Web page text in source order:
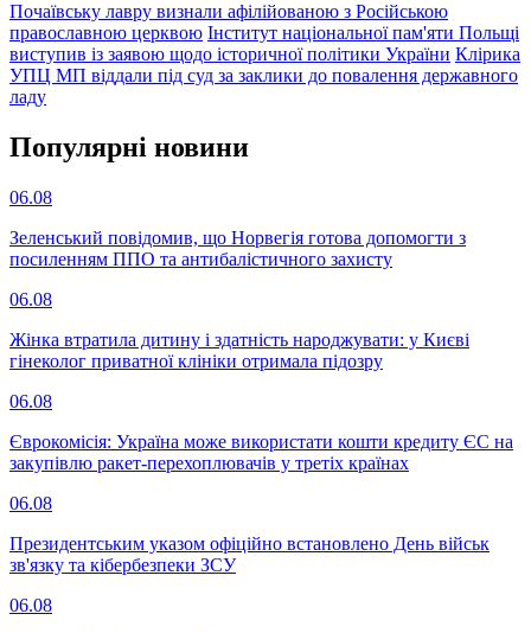
Почаївську лавру визнали афілійованою з Російською
православною церквою Інститут національної пам'яти Польщі
виступив із заявою щодо історичної політики України Клірика
УПЦ МП віддали під суд за заклики до повалення державного
ладу
Популярнi новини
06.08
Зеленський повідомив, що Норвегія готова допомогти з
посиленням ППО та антибалістичного захисту
06.08
Жінка втратила дитину і здатність народжувати: у Києві
гінеколог приватної клініки отримала підозру
06.08
Єврокомісія: Україна може використати кошти кредиту ЄС на
закупівлю ракет-перехоплювачів у третіх країнах
06.08
Президентським указом офіційно встановлено День військ
зв'язку та кібербезпеки ЗСУ
06.08